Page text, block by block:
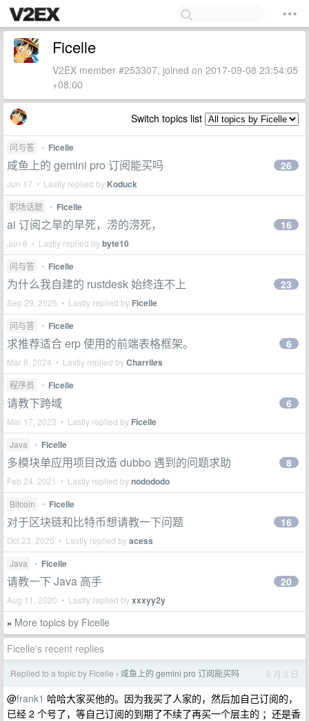
Ficelle
V2EX member #253307, joined on 2017-09-08 23:54:05
+08:00
Switch topics list
问与答 • Ficelle
咸鱼上的 gemini pro 订阅能买吗
Jun 17 • Lastly replied by Koduck
26
职场话题 • Ficelle
ai 订阅之旱的旱死，涝的涝死，
Jun 6 • Lastly replied bybyte10
16
问与答 • Ficelle
为什么我自建的 rustdesk 始终连不上
Sep 29, 2025 • Lastly replied by Ficelle
23
问与答 • Ficelle
求推荐适合 erp 使用的前端表格框架。
Mar 8, 2024 • Lastly replied byCharrlles
6
程序员 • Ficelle
请教下跨域
Mar 17, 2023 • Lastly replied by Ficelle
6
Java • Ficelle
多模块单应用项目改造 dubbo 遇到的问题求助
Feb 24, 2021 • Lastly replied bynodododo
8
Bitcoin • Ficelle
对于区块链和比特币想请教一下问题
Oct 23, 2020 • Lastly replied byacess
16
Java • Ficelle
请教一下 Java 高手
Aug 11, 2020 • Lastly replied byxxxyy2y
20
» More topics by Ficelle
Ficelle's recent replies
Replied to a topic by Ficelle › 咸鱼上的 gemini pro 订阅能买吗 6 月 3 日
@frank1 哈哈大家买他的。因为我买了人家的，然后加自己订阅的，
已经 2 个号了，等自己订阅的到期了不续了再买一个层主的 ；还是香